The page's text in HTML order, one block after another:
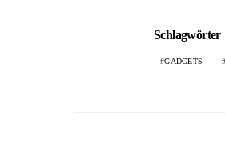
Schlagwörter
GADGETS